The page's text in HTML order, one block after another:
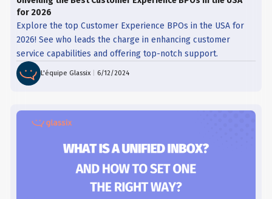
for 2026
Explore the top Customer Experience BPOs in the USA for
2026! See who leads the charge in enhancing customer
service capabilities and offering top-notch support.
L'équipe Glassix |6/12/2024